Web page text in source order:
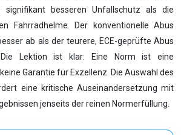
signifikant besseren Unfallschutz als die
Fahrradhelme. Der konventionelle Abus
ab als der teurere, ECE-geprüfte Abus
Die Lektion ist klar: Eine Norm ist eine
Garantie für Exzellenz. Die Auswahl des
eine kritische Auseinandersetzung mit
jenseits der reinen Normerfüllung.